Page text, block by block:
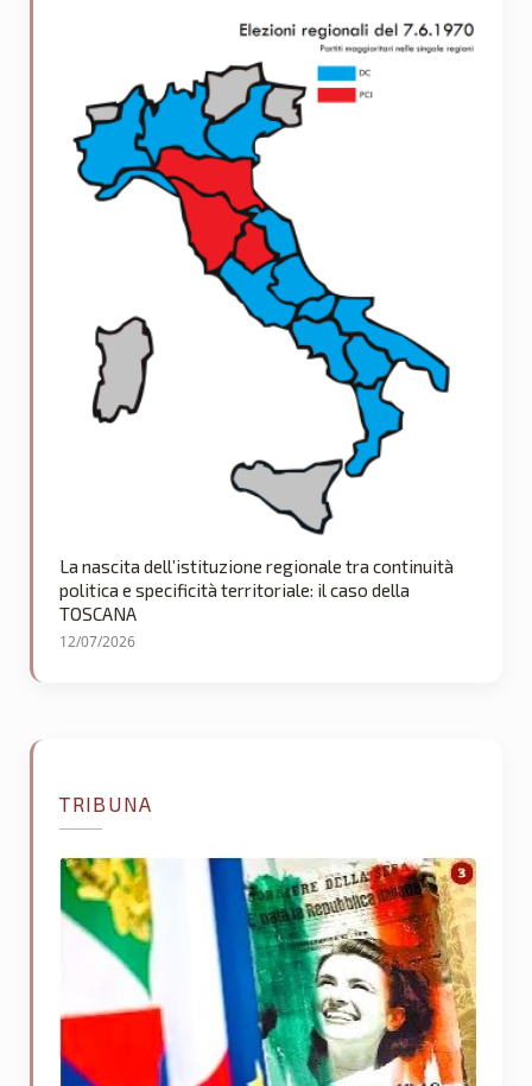
La nascita dell’istituzione regionale tra continuità
politica e specificità territoriale: il caso della
TOSCANA
12/07/2026
TRIBUNA